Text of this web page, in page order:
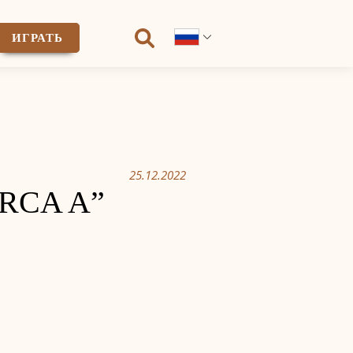
ИГРАТЬ
25.12.2022
A”